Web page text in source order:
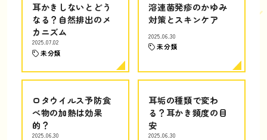
耳かきしないとどう
なる？自然排出のメ
カニズム
2025.07.02
未分類
溶連菌発疹のかゆみ
対策とスキンケア
2025.06.30
未分類
ロタウイルス予防食
べ物の加熱は効果
的？
2025.06.30
耳垢の種類で変わ
る？耳かき頻度の目
安
2025.06.30